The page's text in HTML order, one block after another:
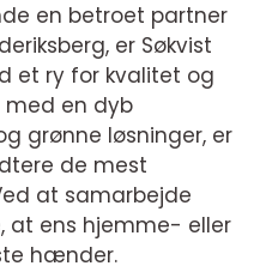
en betroet partner
er Søkvist
et ry for kvalitet og
med en dyb
grønne løsninger, er
de mest
at samarbejde
at ens hjemme- eller
hænder.